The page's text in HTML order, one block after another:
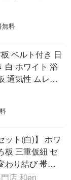
無料
ベルト付き 日
白 ホワイト 浴
通気性 ムレに
和装小物 着
ット(白)】 ホワ
板 三重仮紐 セ
わり結び 帯結
物 着付小物
店 和en